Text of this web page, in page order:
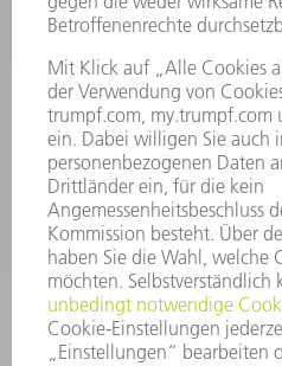
Häufig
Allgemeine
After
Mo - Do:
Fr: 08:00 -